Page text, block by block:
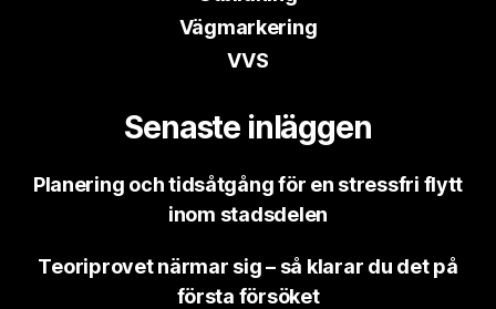
Vägmarkering
VVS
Senaste inläggen
Planering och tidsåtgång för en stressfri flytt
inom stadsdelen
Teoriprovet närmar sig – så klarar du det på
första försöket